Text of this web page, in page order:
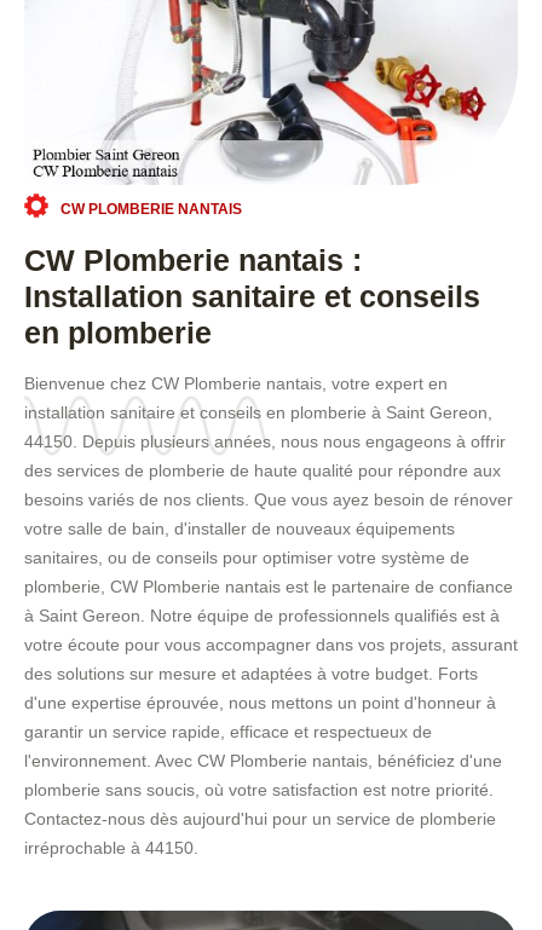
CW PLOMBERIE NANTAIS
CW Plomberie nantais :
Installation sanitaire et conseils
en plomberie
Bienvenue chez CW Plomberie nantais, votre expert en
installation sanitaire et conseils en plomberie à Saint Gereon,
44150. Depuis plusieurs années, nous nous engageons à offrir
des services de plomberie de haute qualité pour répondre aux
besoins variés de nos clients. Que vous ayez besoin de rénover
votre salle de bain, d'installer de nouveaux équipements
sanitaires, ou de conseils pour optimiser votre système de
plomberie, CW Plomberie nantais est le partenaire de confiance
à Saint Gereon. Notre équipe de professionnels qualifiés est à
votre écoute pour vous accompagner dans vos projets, assurant
des solutions sur mesure et adaptées à votre budget. Forts
d'une expertise éprouvée, nous mettons un point d'honneur à
garantir un service rapide, efficace et respectueux de
l'environnement. Avec CW Plomberie nantais, bénéficiez d'une
plomberie sans soucis, où votre satisfaction est notre priorité.
Contactez-nous dès aujourd'hui pour un service de plomberie
irréprochable à 44150.